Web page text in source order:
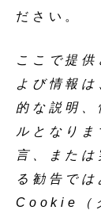
ださい。
ここで提
よび情報
的な説明
ルとなり
言、また
る勧告では
Cookie（